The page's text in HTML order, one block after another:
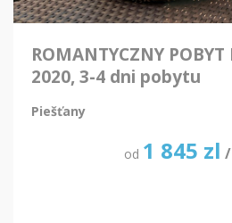
ROMANTYCZNY
2020, 3-4 dni pobytu
Piešťany
od 1 845 zl